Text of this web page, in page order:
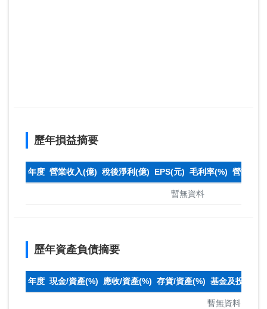
歷年損益摘要
年度 營業收入(億) 稅後淨利(億) EPS(元) 毛利率(%) 營業利
暫無資料
歷年資產負債摘要
年度 現金/資產(%) 應收/資產(%) 存貨/資產(%) 基金及投資(%)
暫無資料